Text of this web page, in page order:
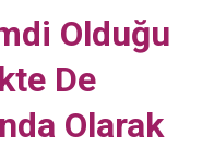
Olduğu
De
Olarak